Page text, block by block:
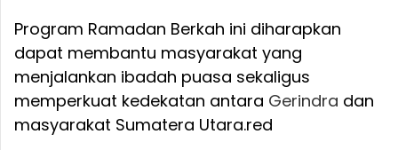
Program Ramadan Berkah ini diharapkan
dapat membantu masyarakat yang
menjalankan ibadah puasa sekaligus
memperkuat kedekatan antara Gerindra dan
masyarakat Sumatera Utara.red